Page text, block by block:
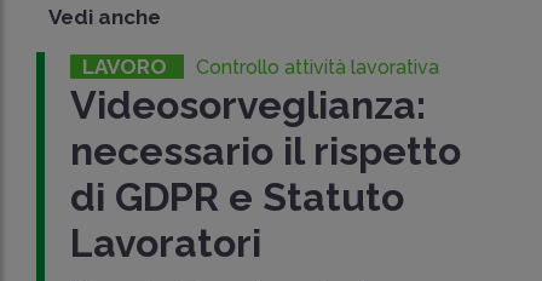
Vedi anche
LAVORO Controllo attività lavorativa
Videosorveglianza:
necessario il rispetto
di GDPR e Statuto
Lavoratori